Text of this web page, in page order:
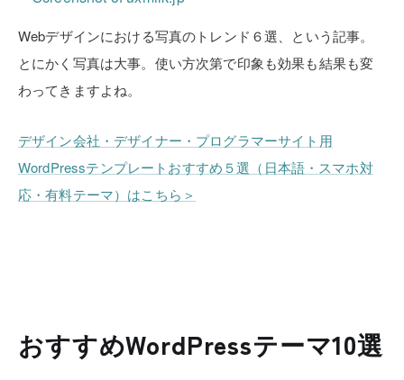
Webデザインにおける写真のトレンド６選、という記事。
とにかく写真は大事。使い方次第で印象も効果も結果も変
わってきますよね。
デザイン会社・デザイナー・プログラマーサイト用
WordPressテンプレートおすすめ５選（日本語・スマホ対
応・有料テーマ）はこちら＞
おすすめWordPressテーマ10選